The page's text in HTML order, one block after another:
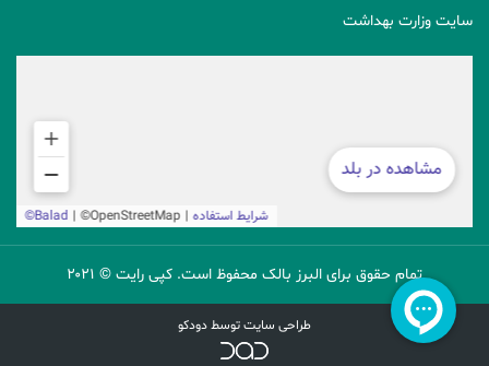
سایت وزارت بهداشت
تمام حقوق برای البرز بالک محفوظ است. کپی رایت © ۲۰۲۱
طراحی سایت توسط دودکو